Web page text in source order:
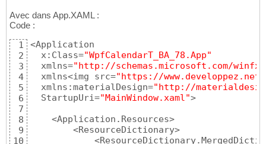
14
15
17
18
19
20
21
22
23
24
25
            <Setter Property=
            <Setter Property=
            <Setter Property=
            <Setter Property=
            <Setter Property=
"BorderBrush"
            <Setter Property=
<!-- Style du calendrier
            <Setter Property=
"CalendarStyle"
            <Setter Property=
                <Setter.Value>
Avec dans App.XAML :
Code :
1
2
3
4
5
6
7
8
9
10
<Application
  x:Class=
"WpfCalendarT_BA_78.App"
  xmlns=
"http://schemas.microsoft.com/
  xmlns<img src=
"https://
  xmlns:materialDesign=
"http://
  StartupUri=
"MainWindow.xaml">
    <Application.Resources>
        <ResourceDictionary>